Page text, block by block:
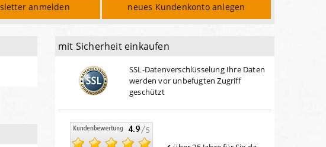
anmelden neues Kundenkonto anlegen
mit Sicherheit einkaufen
SSL-Datenverschlüsselung Ihre Daten
werden vor unbefugten Zugriff
geschützt